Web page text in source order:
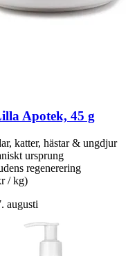
Apotek, 45 g
katter, hästar & ungdjur
ursprung
regenerering
/ kg)
augusti